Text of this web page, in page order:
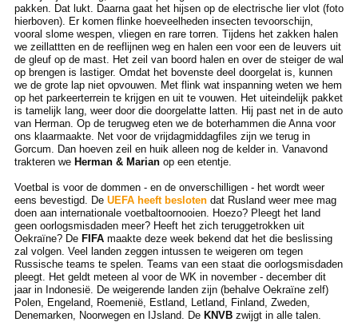
pakken. Dat lukt. Daarna gaat het hijsen op de electrische lier vlot (foto
hierboven). Er komen flinke hoeveelheden insecten tevoorschijn,
vooral slome wespen, vliegen en rare torren. Tijdens het zakken halen
we zeillattten en de reeflijnen weg en halen een voor een de leuvers uit
de gleuf op de mast. Het zeil van boord halen en over de steiger de wal
op brengen is lastiger. Omdat het bovenste deel doorgelat is, kunnen
we de grote lap niet opvouwen. Met flink wat inspanning weten we hem
op het parkeerterrein te krijgen en uit te vouwen. Het uiteindelijk pakket
is tamelijk lang, weer door die doorgelatte latten. Hij past net in de auto
van Herman. Op de terugweg eten we de boterhammen die Anna voor
ons klaarmaakte. Net voor de vrijdagmiddagfiles zijn we terug in
Gorcum. Dan hoeven zeil en huik alleen nog de kelder in. Vanavond
trakteren we Herman & Marianop een etentje.
Voetbal is voor de dommen - en de onverschilligen - het wordt weer
eens bevestigd. De UEFA heeft beslotendat Rusland weer mee mag
doen aan internationale voetbaltoornooien. Hoezo? Pleegt het land
geen oorlogsmisdaden meer? Heeft het zich teruggetrokken uit
Oekraïne? De FIFAmaakte deze week bekend dat het die beslissing
zal volgen. Veel landen zeggen intussen te weigeren om tegen
Russische teams te spelen. Teams van een staat die oorlogsmisdaden
pleegt. Het geldt meteen al voor de WK in november - december dit
jaar in Indonesië. De weigerende landen zijn (behalve Oekraïne zelf)
Polen, Engeland, Roemenië, Estland, Letland, Finland, Zweden,
Denemarken, Noorwegen en IJsland. De KNVBzwijgt in alle talen.